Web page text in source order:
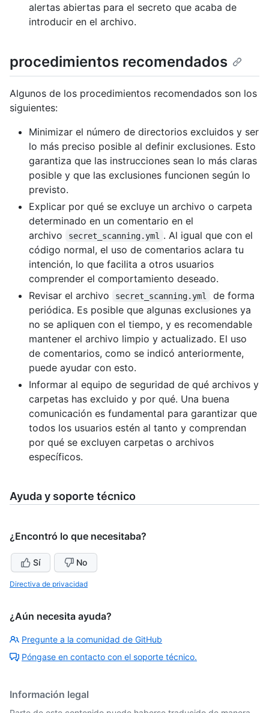
alertas abiertas para el secreto que acaba de
introducir en el archivo.
procedimientos recomendados
Algunos de los procedimientos recomendados son los
siguientes:
Minimizar el número de directorios excluidos y ser
lo más preciso posible al definir exclusiones. Esto
garantiza que las instrucciones sean lo más claras
posible y que las exclusiones funcionen según lo
previsto.
Explicar por qué se excluye un archivo o carpeta
determinado en un comentario en el
archivo
secret_scanning.yml
. Al igual que con el
código normal, el uso de comentarios aclara tu
intención, lo que facilita a otros usuarios
comprender el comportamiento deseado.
Revisar el archivo
secret_scanning.yml
de forma
periódica. Es posible que algunas exclusiones ya
no se apliquen con el tiempo, y es recomendable
mantener el archivo limpio y actualizado. El uso
de comentarios, como se indicó anteriormente,
puede ayudar con esto.
Informar al equipo de seguridad de qué archivos y
carpetas has excluido y por qué. Una buena
comunicación es fundamental para garantizar que
todos los usuarios estén al tanto y comprendan
por qué se excluyen carpetas o archivos
específicos.
Ayuda y soporte técnico
¿Encontró lo que necesitaba?
Sí No
Directiva de privacidad
¿Aún necesita ayuda?
Pregunte a la comunidad de GitHub
Póngase en contacto con el soporte técnico.
Información legal